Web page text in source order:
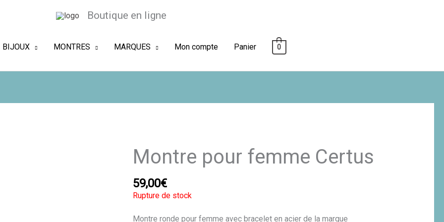
Boutique en ligne
BIJOUX MONTRES MARQUES Mon compte Panier 0
Montre pour femme Certus
59,00€
Rupture de stock
Montre ronde pour femme avec bracelet en acier de la marque